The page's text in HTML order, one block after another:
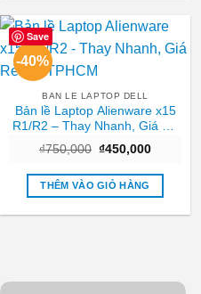
Save
-40%
BAN LE LAPTOP DELL
Bản lề Laptop Alienware x15
R1/R2 – Thay Nhanh, Giá Rẻ
₫750,000 Giá
là:
₫750,000.
₫450,000Giá
tại
₫450,000.
THÊM VÀO GIỎ HÀNG